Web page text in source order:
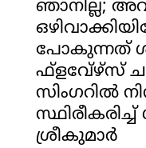
ഞാനില്ല;
പോകുന്നത്
ഫ്‌ളവേ്‌ഴ്‌സ്
സിംഗറില്‍
ശ്രീകുമാര്‍